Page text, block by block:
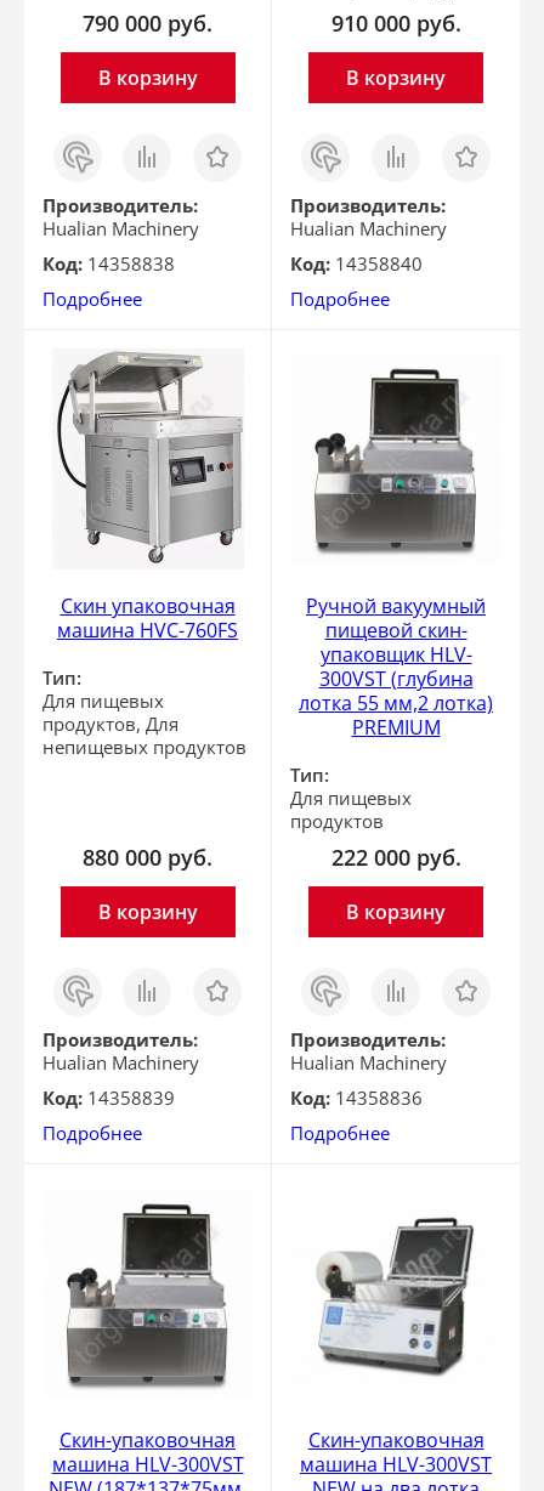
790 000 руб.
В корзину
Заказ
в 1
клик
Сравнить Отложить
Производитель:
Hualian Machinery
Код: 14358838
Подробнее
910 000 руб.
В корзину
Заказ
в 1
клик
Сравнить Отложить
Производитель:
Hualian Machinery
Код: 14358840
Подробнее
Скин упаковочная
машина HVC-760FS
Тип:
Для пищевых
продуктов, Для
непищевых продуктов
880 000 руб.
В корзину
Заказ
в 1
клик
Сравнить Отложить
Производитель:
Hualian Machinery
Код: 14358839
Подробнее
Ручной вакуумный
пищевой скин-
упаковщик HLV-
300VST (глубина
лотка 55 мм,2 лотка)
PREMIUM
Тип:
Для пищевых
продуктов
222 000 руб.
В корзину
Заказ
в 1
клик
Сравнить Отложить
Производитель:
Hualian Machinery
Код: 14358836
Подробнее
Скин-упаковочная
машина HLV-300VST
Скин-упаковочная
машина HLV-300VST